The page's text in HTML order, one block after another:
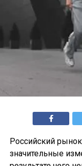
Российский
значительные